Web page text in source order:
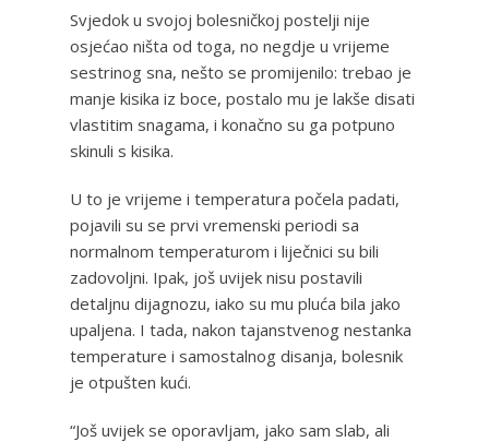
Svjedok u svojoj bolesničkoj postelji nije
osjećao ništa od toga, no negdje u vrijeme
sestrinog sna, nešto se promijenilo: trebao je
manje kisika iz boce, postalo mu je lakše disati
vlastitim snagama, i konačno su ga potpuno
skinuli s kisika.
U to je vrijeme i temperatura počela padati,
pojavili su se prvi vremenski periodi sa
normalnom temperaturom i liječnici su bili
zadovoljni. Ipak, još uvijek nisu postavili
detaljnu dijagnozu, iako su mu pluća bila jako
upaljena. I tada, nakon tajanstvenog nestanka
temperature i samostalnog disanja, bolesnik
je otpušten kući.
“Još uvijek se oporavljam, jako sam slab, ali